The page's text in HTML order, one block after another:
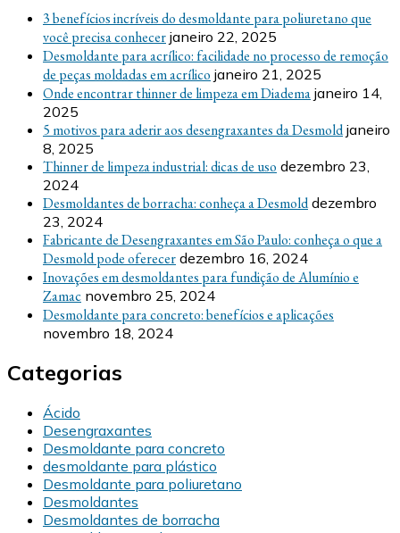
3 benefícios incríveis do desmoldante para poliuretano que
você precisa conhecer janeiro 22, 2025
Desmoldante para acrílico: facilidade no processo de remoção
de peças moldadas em acrílico janeiro 21, 2025
Onde encontrar thinner de limpeza em Diadema janeiro 14,
2025
5 motivos para aderir aos desengraxantes da Desmold janeiro
8, 2025
Thinner de limpeza industrial: dicas de uso dezembro 23,
2024
Desmoldantes de borracha: conheça a Desmold dezembro
23, 2024
Fabricante de Desengraxantes em São Paulo: conheça o que a
Desmold pode oferecer dezembro 16, 2024
Inovações em desmoldantes para fundição de Alumínio e
Zamac novembro 25, 2024
Desmoldante para concreto: benefícios e aplicações
novembro 18, 2024
Categorias
Ácido
Desengraxantes
Desmoldante para concreto
desmoldante para plástico
Desmoldante para poliuretano
Desmoldantes
Desmoldantes de borracha